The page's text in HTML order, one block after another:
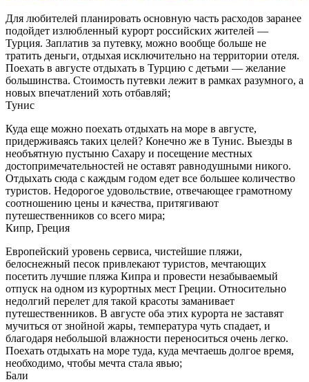
Для любителей планировать основную часть расходов заранее
подойдет излюбленный курорт российских жителей —
Турция. Заплатив за путевку, можно вообще больше не
тратить деньги, отдыхая исключительно на территории отеля.
Поехать в августе отдыхать в Турцию с детьми — желание
большинства. Стоимость путевки лежит в рамках разумного, а
новых впечатлений хоть отбавляй;
Тунис
Куда еще можно поехать отдыхать на море в августе,
придерживаясь таких целей? Конечно же в Тунис. Выезды в
необъятную пустыню Сахару и посещение местных
достопримечательностей не оставят равнодушными никого.
Отдыхать сюда с каждым годом едет все большее количество
туристов. Недорогое удовольствие, отвечающее грамотному
соотношению цены и качества, притягивают
путешественников со всего мира;
Кипр, Греция
Европейский уровень сервиса, чистейшие пляжи,
белоснежный песок привлекают туристов, мечтающих
посетить лучшие пляжа Кипра и провести незабываемый
отпуск на одном из курортных мест Греции. Относительно
недолгий перелет для такой красоты заманивает
путешественников. В августе оба этих курорта не заставят
мучиться от знойной жары, температура чуть спадает, и
благодаря небольшой влажности переноситься очень легко.
Поехать отдыхать на море туда, куда мечтаешь долгое время,
необходимо, чтобы мечта стала явью;
Бали